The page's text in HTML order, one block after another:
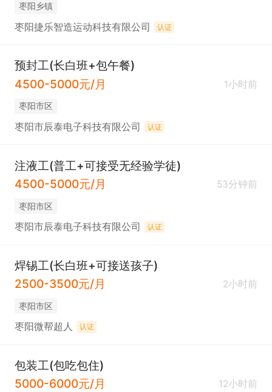
枣阳乡镇
枣阳捷乐智造运动科技有限公司 认证
预封工(长白班+包午餐)
4500-5000元/月
1小时前
枣阳市区
枣阳市辰泰电子科技有限公司 认证
注液工(普工+可接受无经验学徒)
4500-5000元/月
53分钟前
枣阳市区
枣阳市辰泰电子科技有限公司 认证
焊锡工(长白班+可接送孩子)
2500-3500元/月
2小时前
枣阳市区
枣阳微帮超人 认证
包装工(包吃包住)
5000-6000元/月
12小时前